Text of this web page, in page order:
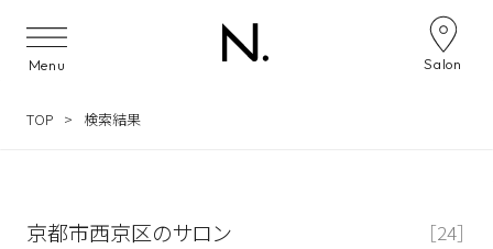
Menu Salon
TOP 検索結果
京都市西京区のサロン ［24］
サロン検索ナビゲーション